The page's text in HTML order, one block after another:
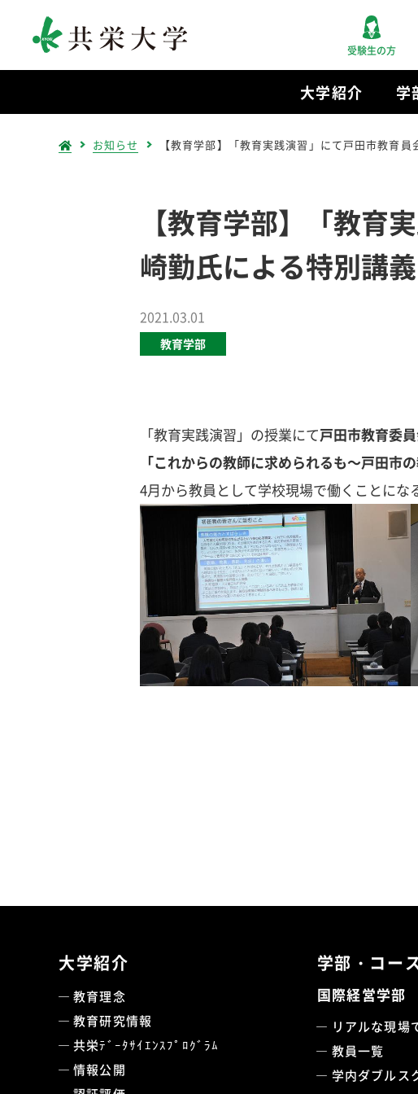
受験生の方
大学紹介 学
お知らせ 【教育学部】「教育実践演習」にて戸田市教育
【教育学部】「教育
崎勤氏による特別講
2021.03.01
教育学部
「教育実践演習」の授業にて戸田市教育委
「これからの教師に求められるも～戸田市
4月から教員として学校現場で働くことにな
大学紹介
教育理念
教育研究情報
共栄ﾃﾞｰﾀｻｲｴﾝｽﾌﾟﾛｸﾞﾗﾑ
情報公開
学部・コー
国際経営学部
リアルな現場
教員一覧
学内ダブルス